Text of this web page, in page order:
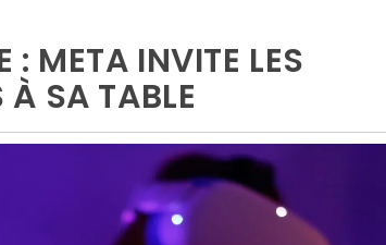
: META INVITE LES
SA TABLE